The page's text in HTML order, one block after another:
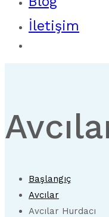
İletişim
Başlangıç
Avcılar
Avcılar Hurdacı